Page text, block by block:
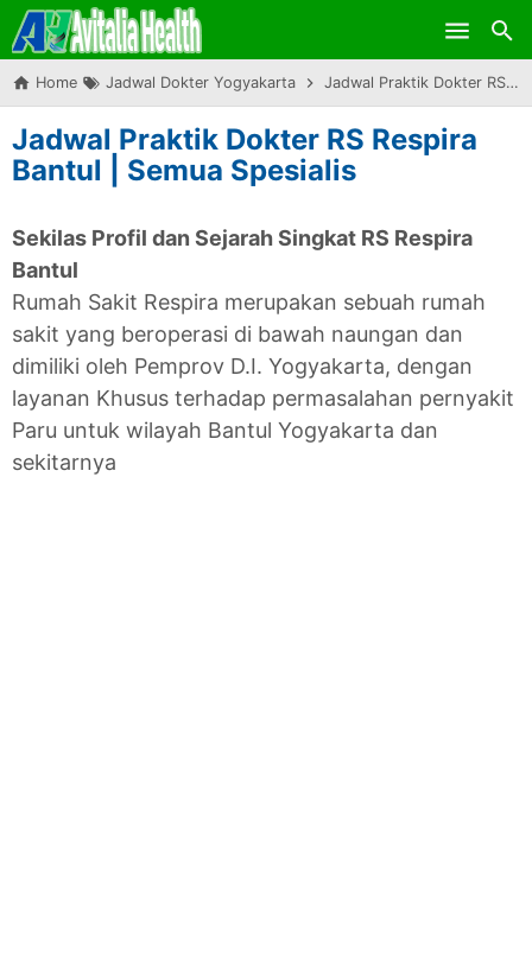
Skip to main content
Home Jadwal Dokter Yogyakarta Jadwal Praktik Dokter RS Respira Bantul | Semua Spesialis
Jadwal Praktik Dokter RS Respira
Bantul | Semua Spesialis
Sekilas Profil dan Sejarah Singkat RS Respira
Bantul
Rumah Sakit Respira merupakan sebuah rumah
sakit yang beroperasi di bawah naungan dan
dimiliki oleh Pemprov D.I. Yogyakarta, dengan
layanan Khusus terhadap permasalahan pernyakit
Paru untuk wilayah Bantul Yogyakarta dan
sekitarnya